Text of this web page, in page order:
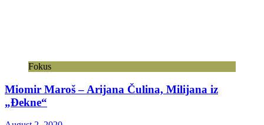
Fokus
Miomir Maroš – Arijana Čulina, Milijana iz
„Đekne“